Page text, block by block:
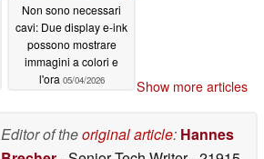
Non sono necessari
cavi: Due display e-ink
possono mostrare
immagini a colori e
l'ora 05/04/2026 Show more articles
Editor of theoriginal article: Hannes